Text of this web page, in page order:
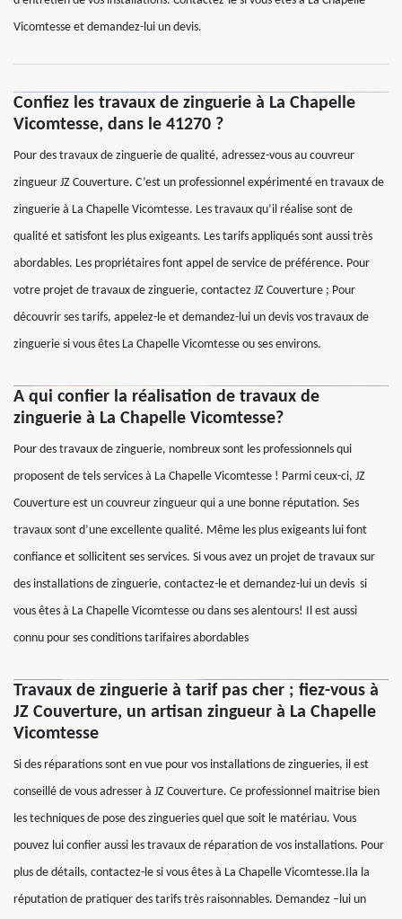
Vicomtesse et demandez-lui un devis.
Confiez les travaux de zinguerie à La Chapelle
Vicomtesse, dans le 41270 ?
Pour des travaux de zinguerie de qualité, adressez-vous au couvreur
zingueur JZ Couverture. C’est un professionnel expérimenté en travaux de
zinguerie à La Chapelle Vicomtesse. Les travaux qu’il réalise sont de
qualité et satisfont les plus exigeants. Les tarifs appliqués sont aussi très
abordables. Les propriétaires font appel de service de préférence. Pour
votre projet de travaux de zinguerie, contactez JZ Couverture ; Pour
découvrir ses tarifs, appelez-le et demandez-lui un devis vos travaux de
zinguerie si vous êtes La Chapelle Vicomtesse ou ses environs.
A qui confier la réalisation de travaux de
zinguerie à La Chapelle Vicomtesse?
Pour des travaux de zinguerie, nombreux sont les professionnels qui
proposent de tels services à La Chapelle Vicomtesse ! Parmi ceux-ci, JZ
Couverture est un couvreur zingueur qui a une bonne réputation. Ses
travaux sont d’une excellente qualité. Même les plus exigeants lui font
confiance et sollicitent ses services. Si vous avez un projet de travaux sur
des installations de zinguerie, contactez-le et demandez-lui un devis si
vous êtes à La Chapelle Vicomtesse ou dans ses alentours! Il est aussi
connu pour ses conditions tarifaires abordables
Travaux de zinguerie à tarif pas cher ; fiez-vous à
JZ Couverture, un artisan zingueur à La Chapelle
Vicomtesse
Si des réparations sont en vue pour vos installations de zingueries, il est
conseillé de vous adresser à JZ Couverture. Ce professionnel maitrise bien
les techniques de pose des zingueries quel que soit le matériau. Vous
pouvez lui confier aussi les travaux de réparation de vos installations. Pour
plus de détails, contactez-le si vous êtes à La Chapelle Vicomtesse.Ila la
réputation de pratiquer des tarifs très raisonnables. Demandez –lui un